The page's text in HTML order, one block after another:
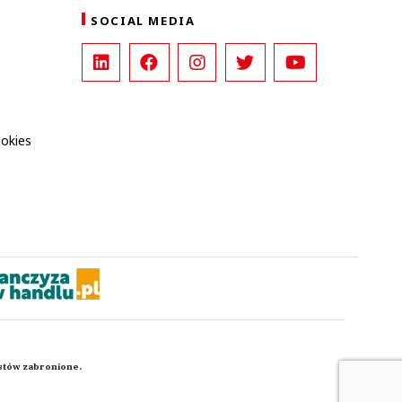
SOCIAL MEDIA
zabronione.